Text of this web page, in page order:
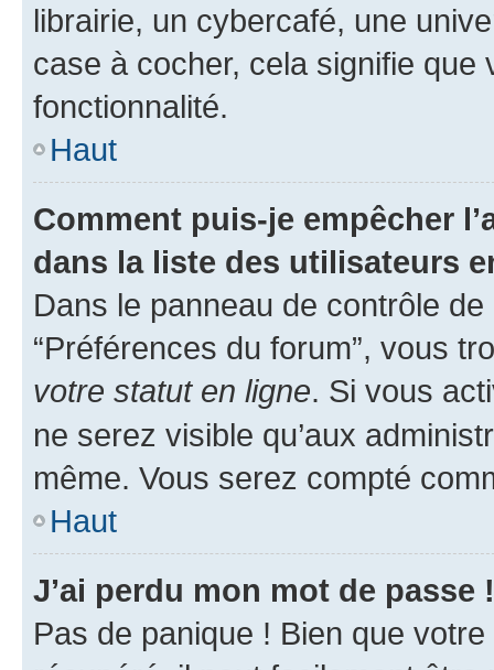
librairie, un cybercafé, une
case à cocher, cela signifie
fonctionnalité.
Haut
Comment puis-je empêcher
dans la liste des utilisateurs
Dans le panneau de contrôle
“Préférences du forum”, vous
votre statut en ligne. Si vous
ne serez visible qu’aux
même. Vous serez compté
Haut
J’ai perdu mon mot de passe !
Pas de panique ! Bien que